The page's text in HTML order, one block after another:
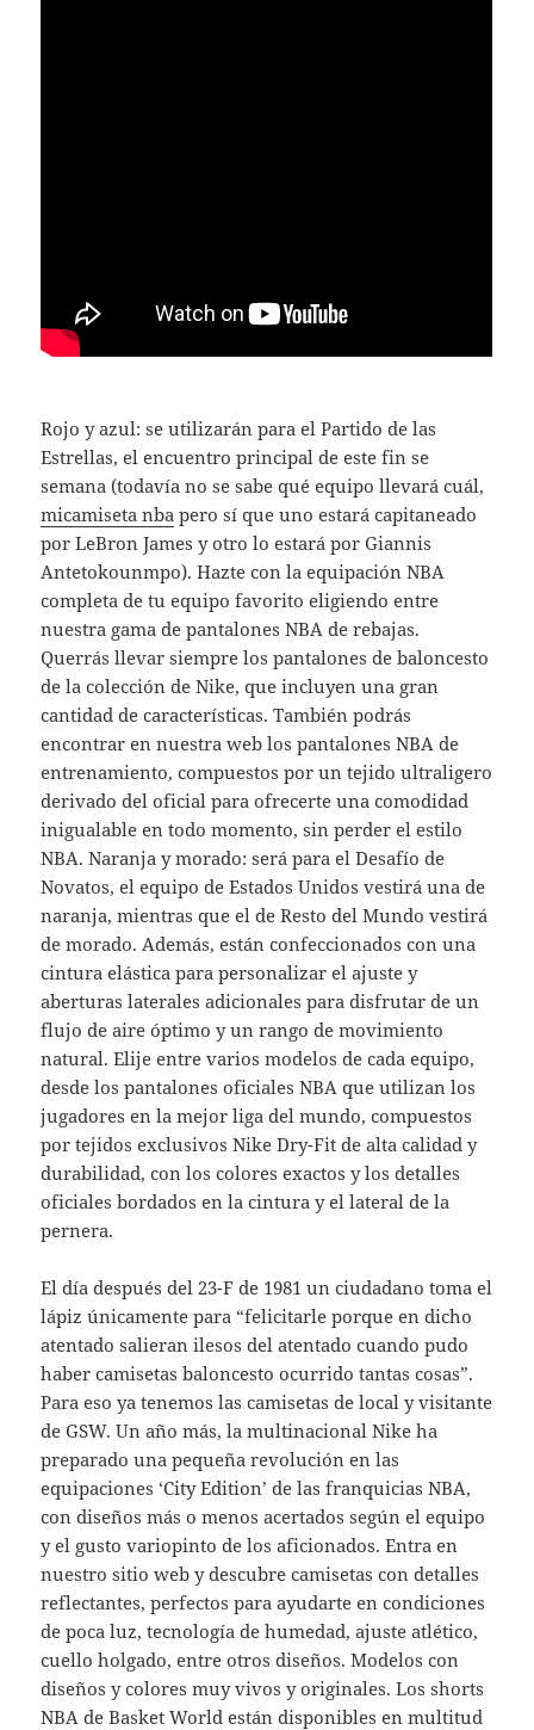
Rojo y azul: se utilizarán para el Partido de las
Estrellas, el encuentro principal de este fin se
semana (todavía no se sabe qué equipo llevará cuál,
micamiseta nba pero sí que uno estará capitaneado
por LeBron James y otro lo estará por Giannis
Antetokounmpo). Hazte con la equipación NBA
completa de tu equipo favorito eligiendo entre
nuestra gama de pantalones NBA de rebajas.
Querrás llevar siempre los pantalones de baloncesto
de la colección de Nike, que incluyen una gran
cantidad de características. También podrás
encontrar en nuestra web los pantalones NBA de
entrenamiento, compuestos por un tejido ultraligero
derivado del oficial para ofrecerte una comodidad
inigualable en todo momento, sin perder el estilo
NBA. Naranja y morado: será para el Desafío de
Novatos, el equipo de Estados Unidos vestirá una de
naranja, mientras que el de Resto del Mundo vestirá
de morado. Además, están confeccionados con una
cintura elástica para personalizar el ajuste y
aberturas laterales adicionales para disfrutar de un
flujo de aire óptimo y un rango de movimiento
natural. Elije entre varios modelos de cada equipo,
desde los pantalones oficiales NBA que utilizan los
jugadores en la mejor liga del mundo, compuestos
por tejidos exclusivos Nike Dry-Fit de alta calidad y
durabilidad, con los colores exactos y los detalles
oficiales bordados en la cintura y el lateral de la
pernera.
El día después del 23-F de 1981 un ciudadano toma el
lápiz únicamente para “felicitarle porque en dicho
atentado salieran ilesos del atentado cuando pudo
haber camisetas baloncesto ocurrido tantas cosas”.
Para eso ya tenemos las camisetas de local y visitante
de GSW. Un año más, la multinacional Nike ha
preparado una pequeña revolución en las
equipaciones ‘City Edition’ de las franquicias NBA,
con diseños más o menos acertados según el equipo
y el gusto variopinto de los aficionados. Entra en
nuestro sitio web y descubre camisetas con detalles
reflectantes, perfectos para ayudarte en condiciones
de poca luz, tecnología de humedad, ajuste atlético,
cuello holgado, entre otros diseños. Modelos con
diseños y colores muy vivos y originales. Los shorts
NBA de Basket World están disponibles en multitud